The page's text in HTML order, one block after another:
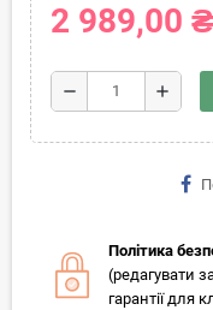
2 989,00 ₴
remove add
Політика
(редагувати
гарантії для